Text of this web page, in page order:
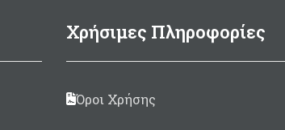
Χρήσιμες Πληροφορίες
Όροι Χρήσης